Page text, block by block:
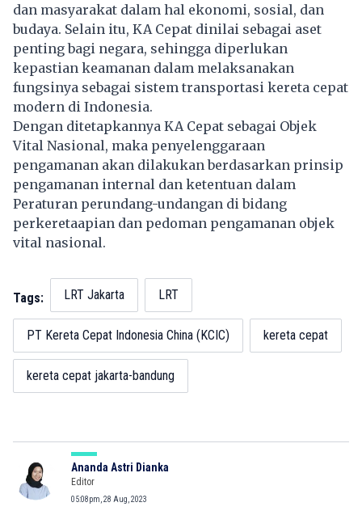
dan masyarakat dalam hal ekonomi, sosial, dan
budaya. Selain itu, KA Cepat dinilai sebagai aset
penting bagi negara, sehingga diperlukan
kepastian keamanan dalam melaksanakan
fungsinya sebagai sistem transportasi kereta cepat
modern di Indonesia.
Dengan ditetapkannya KA Cepat sebagai Objek
Vital Nasional, maka penyelenggaraan
pengamanan akan dilakukan berdasarkan prinsip
pengamanan internal dan ketentuan dalam
Peraturan perundang-undangan di bidang
perkeretaapian dan pedoman pengamanan objek
vital nasional.
Tags: LRT Jakarta LRT
PT Kereta Cepat Indonesia China (KCIC) kereta cepat
kereta cepat jakarta-bandung
Ananda Astri Dianka
Editor
05:08pm, 28 Aug, 2023